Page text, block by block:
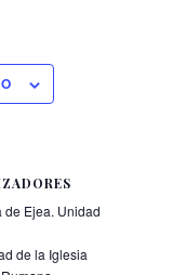
de Ejea. Unidad
de la Iglesia